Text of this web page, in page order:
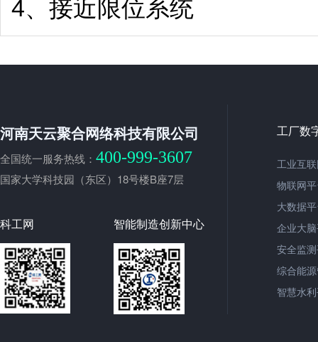
4、接近限位系统
河南天云聚合网络科技有限公司
全国统一服务热线： 400-999-3607
国家大学科技园（东区）18号楼B座7层
科工网 智能制造创新中心
工厂数
工业互
物联网
大数据
企业大
安全监
综合能
智慧水